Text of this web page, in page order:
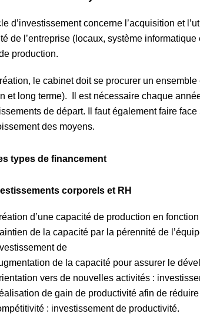
d’investissement concerne l’acquisition et
de l’entreprise (locaux, système
production.
le cabinet doit se procurer un
et long terme). Il est nécessaire chaque
de départ. Il faut également faire
des moyens.
types de financement
corporels et RH
d’une capacité de production en
de la capacité par la pérennité de
de
de la capacité pour assurer le
vers de nouvelles activités :
de gain de productivité afin de
: investissement de productivité.